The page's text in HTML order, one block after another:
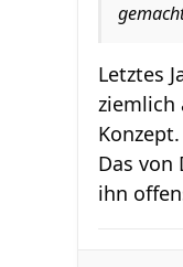
Letztes
ziemlich
Konzept.
Das von
ihn